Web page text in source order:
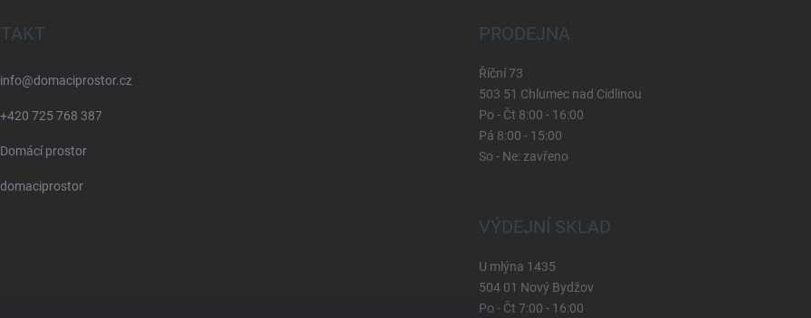
info@domaciprostor.cz
+420 725 768 387
Domácí prostor
domaciprostor
PRODEJNA
Říční 73
503 51 Chlumec nad Cidlinou
Po - Čt 8:00 - 16:00
Pá 8:00 - 15:00
So - Ne: zavřeno
VÝDEJNÍ SKLAD
U mlýna 1435
504 01 Nový Bydžov
Po - Čt 7:00 - 16:00